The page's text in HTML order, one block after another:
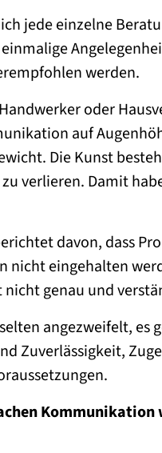
jede einzelne
werden.
oder
auf
Die Kunst
verlieren. Damit
davon, dass
nicht eingehalten
genau und
angezweifelt, es
Zuverlässigkeit,